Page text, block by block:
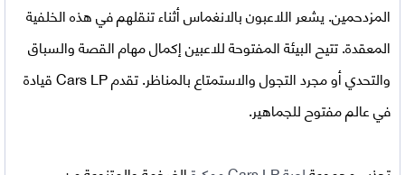
المزدحمين. يشعر اللاعبون بالانغماس أثناء تنقلهم في هذه الخلفية
المعقدة. تتيح البيئة المفتوحة للاعبين إكمال مهام القصة والسباق
والتحدي أو مجرد التجول والاستمتاع بالمناظر. تقدم Cars LP قيادة
في عالم مفتوح للجماهير.